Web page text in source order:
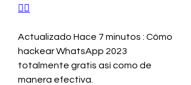
Actualizado Hace 7 minutos : Cómo
hackear WhatsApp 2023
totalmente gratis así como de
manera efectiva.